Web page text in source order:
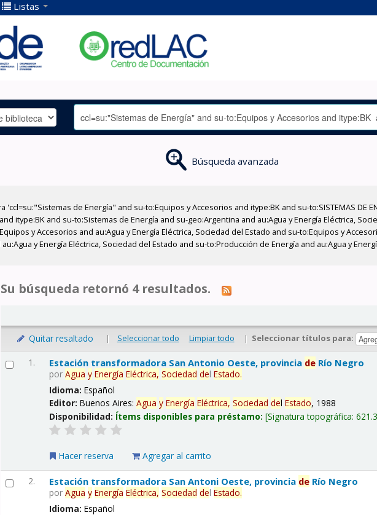
Listas
Búsqueda avanzada
de Energía" and su-to:Equipos y Accesorios and itype:BK and su-to:SISTEMAS DE
itype:BK and su-to:Sistemas de Energía and su-geo:Argentina and au:Agua y Energía Eléctrica,
y Accesorios and au:Agua y Energía Eléctrica, Sociedad del Estado and su-to:Equipos y
y Energía Eléctrica, Sociedad del Estado and su-to:Producción de Energía and au:Agua y
Su búsqueda retornó 4 resultados.
Quitar resaltado | Seleccionar todo Limpiar todo | Seleccionar títulos para:
1. Estación transformadora San Antonio Oeste, provincia de Río Negro
porAgua y Energía Eléctrica, Sociedad delEstado.
Idioma:Español
Editor:Buenos Aires:Agua y Energía Eléctrica, Sociedad delEstado, 1988
Disponibilidad: Ítems disponibles para préstamo: Signatura topográfica:
Hacer reserva Agregar al carrito
2. Estación transformadora San Antoni Oeste, provincia de Río Negro
porAgua y Energía Eléctrica, Sociedad delEstado.
Idioma:Español